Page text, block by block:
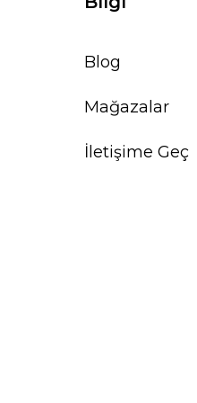
Blog
Mağazalar
İletişime Geç